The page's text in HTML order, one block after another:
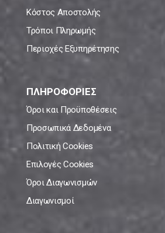
Κόστος Αποστολής
Τρόποι Πληρωμής
Περιοχές Εξυπηρέτησης
ΠΛΗΡΟΦΟΡΙΕΣ
Όροι και Προϋποθέσεις
Προσωπικά Δεδομένα
Πολιτική Cookies
Επιλογές Cookies
Όροι Διαγωνισμών
Διαγωνισμοί